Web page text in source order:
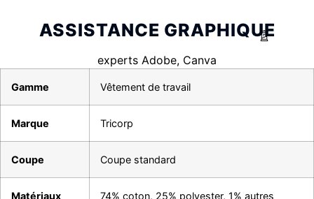
ASSISTANCE GRAPHIQUE
experts Adobe, Canva
Gamme Vêtement de travail
Marque Tricorp
Coupe Coupe standard
Matériaux
74% coton, 25% polyester, 1% autres